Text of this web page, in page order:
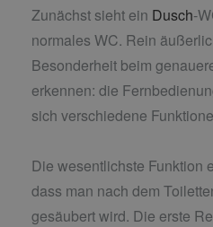
Zunächst sieht ein Dusch-
normales WC. Rein
Besonderheit beim
erkennen: die
sich verschiedene
Die wesentlichste Funktion
dass man nach dem
gesäubert wird. Die erste